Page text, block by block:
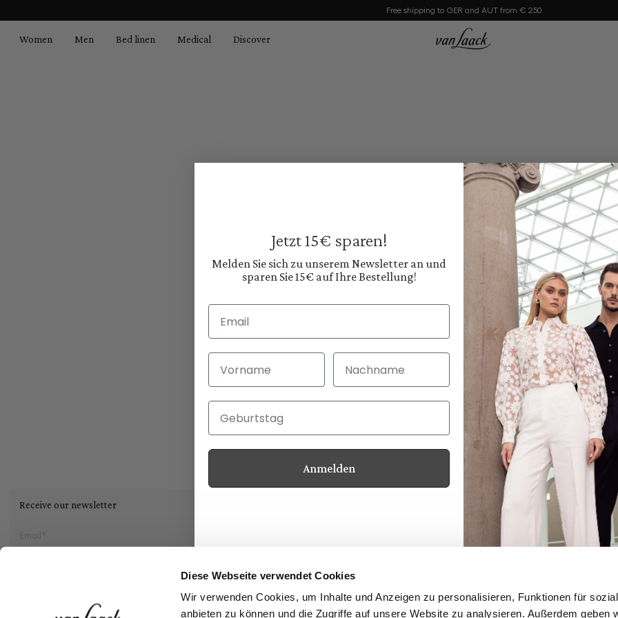
Diese Webseite verwendet Cookies
Wir verwenden Cookies, um Inhalte und Anzeigen zu personalisieren, Funktionen für
anbieten zu können und die Zugriffe auf unsere Website zu analysieren. Außerdem geben
Free shipping to GER and AUT from € 250
Women Men Bed linen Medical Discover
Receive our newsletter Customer service
Newsletter
Dealer Login
Jetzt 15€ sparen!
Melden Sie sich zu unserem Newsletter an und
sparen Sie 15€ auf Ihre Bestellung!
Email
Vorname Nachname
Geburtstag
Anmelden